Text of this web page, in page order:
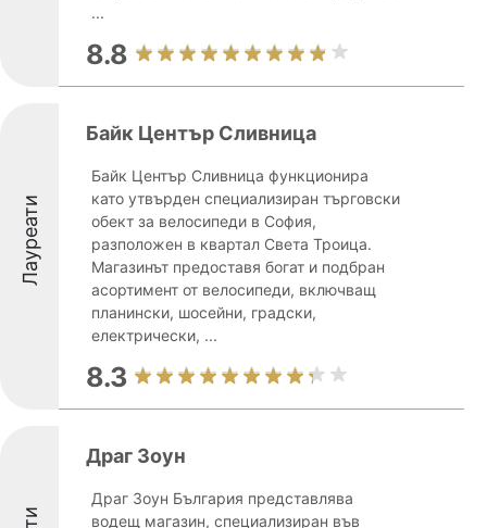
...
8.8
Лауреати
Байк Център Сливница
Байк Център Сливница функционира
като утвърден специализиран търговски
обект за велосипеди в София,
разположен в квартал Света Троица.
Магазинът предоставя богат и подбран
асортимент от велосипеди, включващ
планински, шосейни, градски,
електрически, ...
8.3
Драг Зоун
Драг Зоун България представлява
водещ магазин, специализиран във